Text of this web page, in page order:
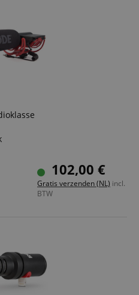
Lyre®-bevestiging
(met 3/8?-draad)
na online-registratie
102,00 €
Gratis verzenden (NL) incl.
BTW